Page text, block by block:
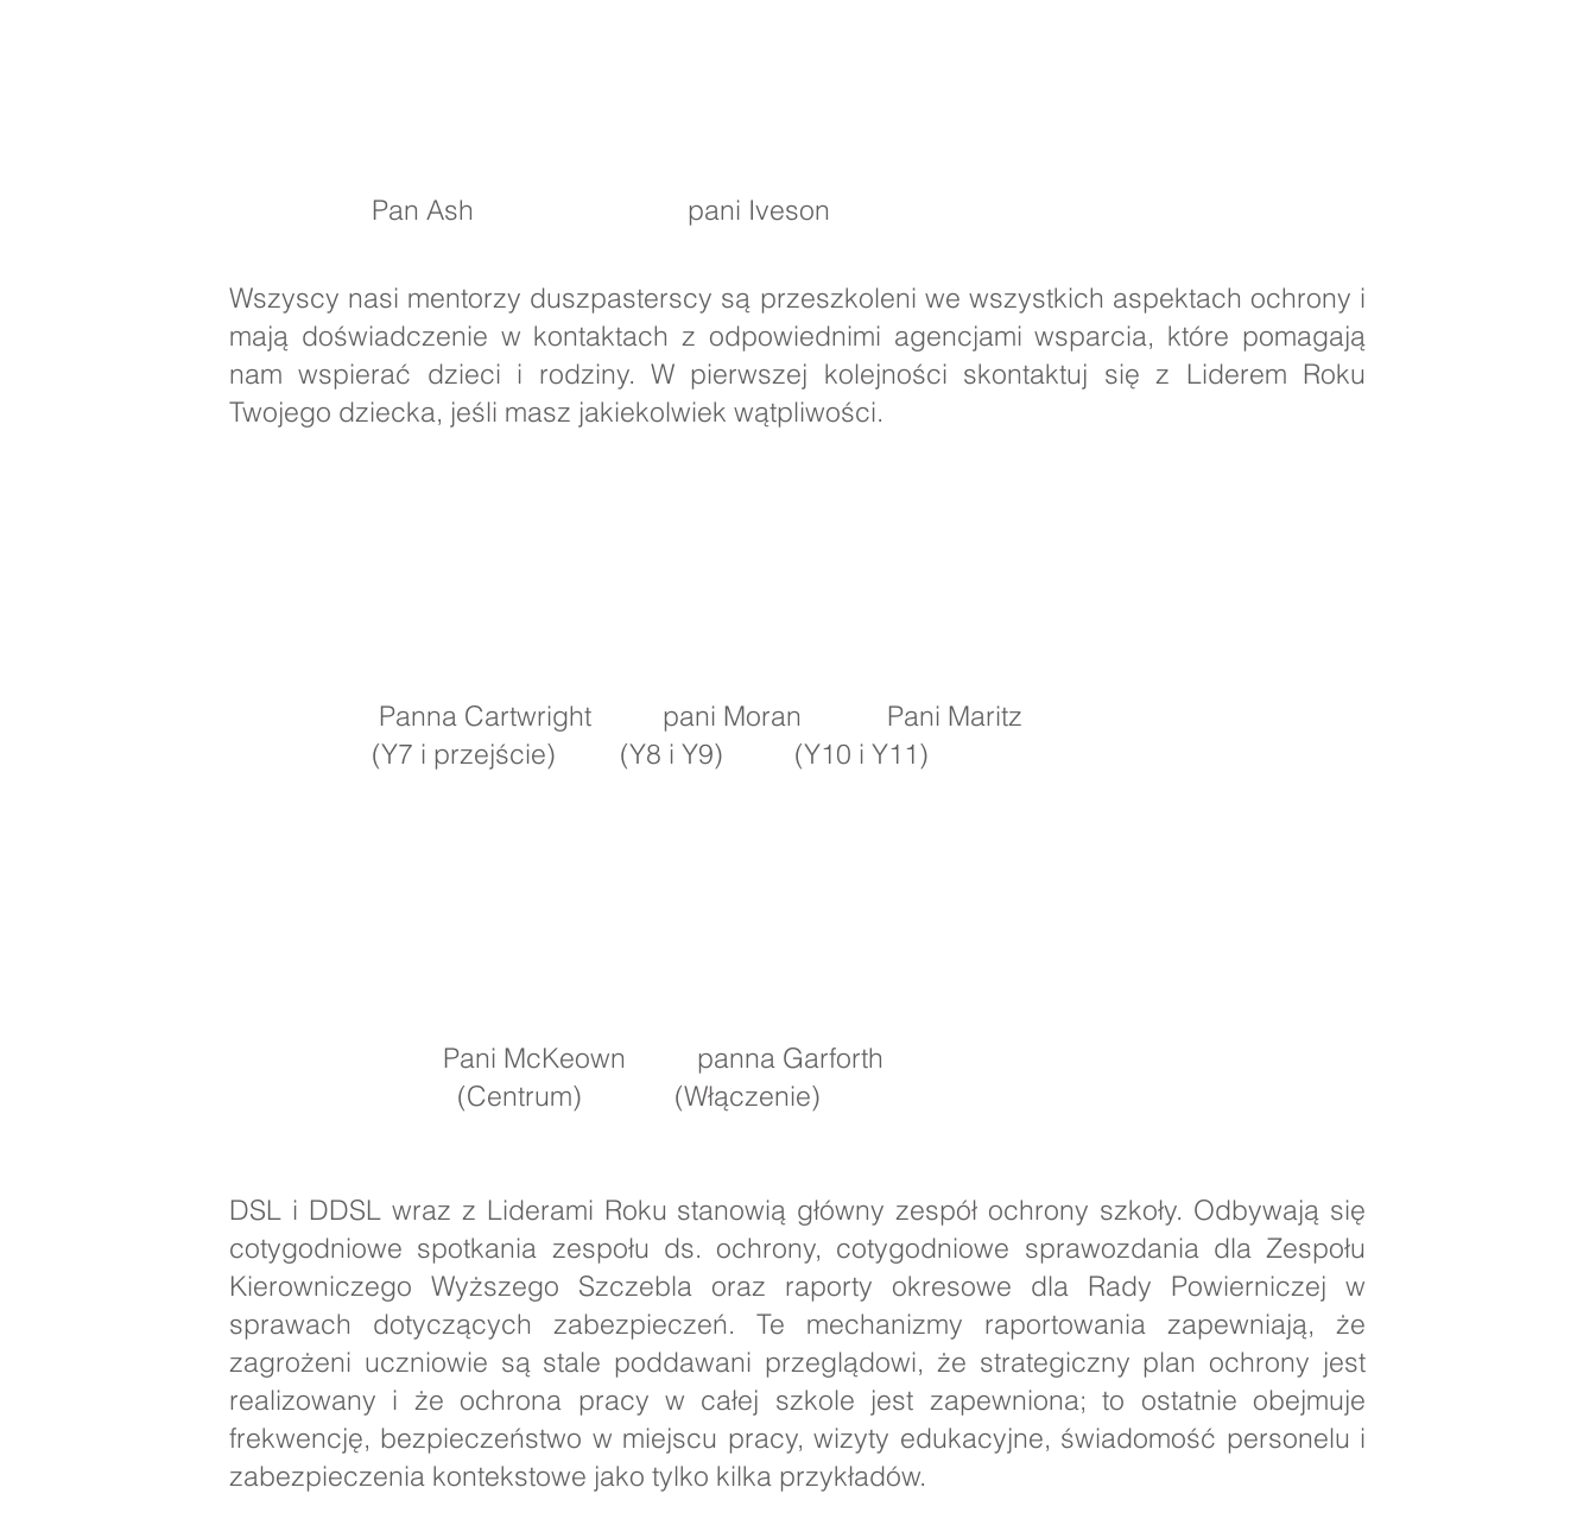
Pan Ash pani Iveson
Wszyscy nasi mentorzy duszpasterscy są przeszkoleni we wszystkich aspektach ochrony i
mają doświadczenie w kontaktach z odpowiednimi agencjami wsparcia, które pomagają
nam wspierać dzieci i rodziny. W pierwszej kolejności skontaktuj się z Liderem Roku
Twojego dziecka, jeśli masz jakiekolwiek wątpliwości.
Panna Cartwright pani Moran Pani Maritz
(Y7 i przejście) (Y8 i Y9) (Y10 i Y11)
Pani McKeown panna Garforth
(Centrum) (Włączenie)
DSL i DDSL wraz z Liderami Roku stanowią główny zespół ochrony szkoły. Odbywają się
cotygodniowe spotkania zespołu ds. ochrony, cotygodniowe sprawozdania dla Zespołu
Kierowniczego Wyższego Szczebla oraz raporty okresowe dla Rady Powierniczej w
sprawach dotyczących zabezpieczeń. Te mechanizmy raportowania zapewniają, że
zagrożeni uczniowie są stale poddawani przeglądowi, że strategiczny plan ochrony jest
realizowany i że ochrona pracy w całej szkole jest zapewniona; to ostatnie obejmuje
frekwencję, bezpieczeństwo w miejscu pracy, wizyty edukacyjne, świadomość personelu i
zabezpieczenia kontekstowe jako tylko kilka przykładów.